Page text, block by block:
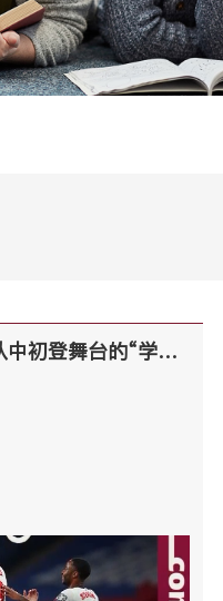
2022卡塔尔世界杯英格兰队中初登舞台的“学霸”你知道嘛？